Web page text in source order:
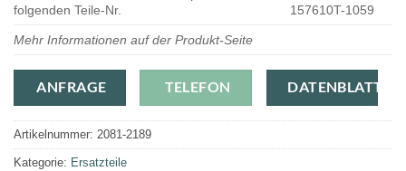
folgenden Teile-Nr.
157610T-1059
Mehr Informationen auf der Produkt-Seite
ANFRAGE TELEFON DATENBLATT
Artikelnummer: 2081-2189
Kategorie: Ersatzteile